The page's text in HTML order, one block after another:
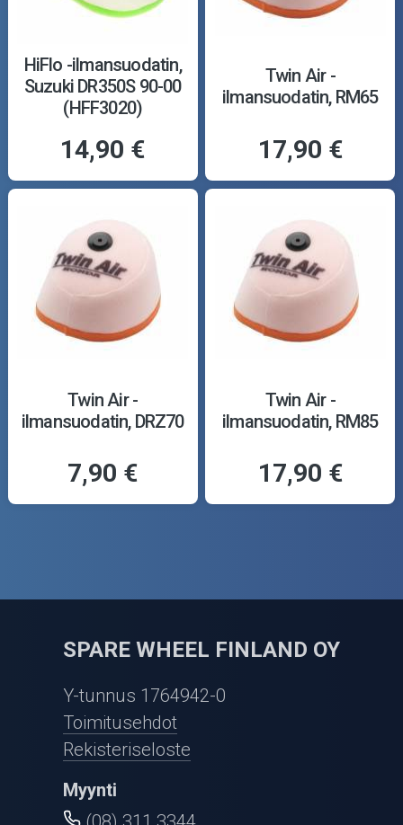
HiFlo -ilmansuodatin,
Suzuki DR350S 90-00
(HFF3020)
14,90 €
Twin Air -
ilmansuodatin, RM65
17,90 €
Twin Air -
ilmansuodatin, DRZ70
7,90 €
Twin Air -
ilmansuodatin, RM85
17,90 €
SPARE WHEEL FINLAND OY
Y-tunnus 1764942-0
Toimitusehdot
Rekisteriseloste
Myynti